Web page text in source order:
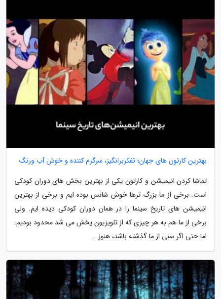
بهترین کارتون های جهان؛ تفکربرانگیز، سرگرم کننده و خوش آب ورنگ
تماشا کردن انیمیشن و کارتون یکی از بهترین بخش های دوران کودکی
است. برخی از ما بزرگ ترها خوش شانس بوده ایم و برخی از بهترین
انیمیشن های تاریخ سینما را در همان دوران کودکی دیده ایم. ولی
برخی از ما هم به هر چیزی که از تلویزیون پخش می شد محدود بودیم.
اما حتی اگر سنی از ما گذشته باشد، هنوز...